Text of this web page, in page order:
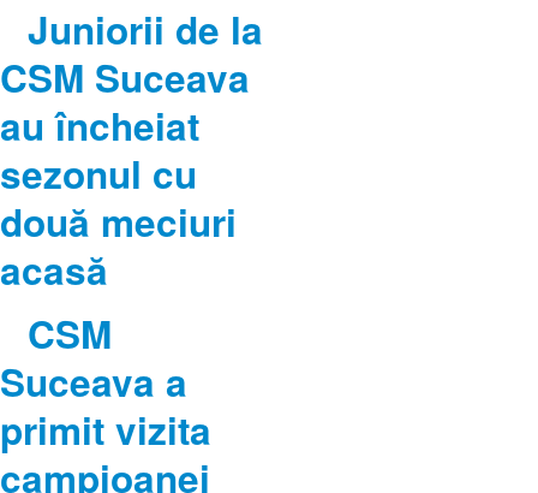
Juniorii de la
CSM Suceava
au încheiat
sezonul cu
două meciuri
acasă
CSM
Suceava a
primit vizita
campioanei